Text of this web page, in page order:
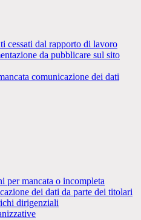
cessati dal rapporto di lavoro
da pubblicare sul sito
comunicazione dei dati
per mancata o incompleta
dei dati da parte dei titolari
dirigenziali